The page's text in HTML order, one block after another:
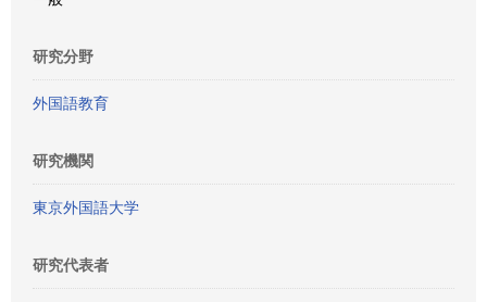
研究分野
外国語教育
研究機関
東京外国語大学
研究代表者